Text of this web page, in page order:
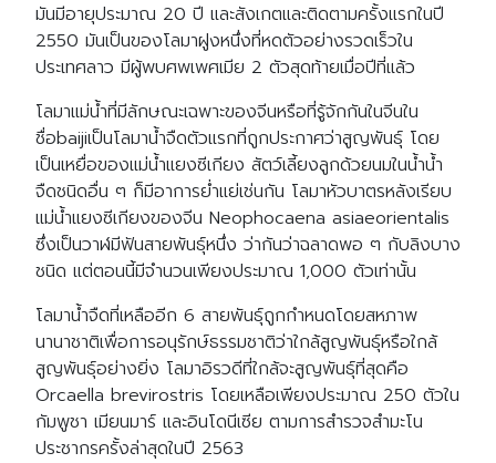
มันมีอายุประมาณ 20 ปี และสังเกตและติดตามครั้งแรกในปี
2550 มันเป็นของโลมาฝูงหนึ่งที่หดตัวอย่างรวดเร็วใน
ประเทศลาว มีผู้พบศพเพศเมีย 2 ตัวสุดท้ายเมื่อปีที่แล้ว
โลมาแม่น้ำที่มีลักษณะเฉพาะของจีนหรือที่รู้จักกันในจีนใน
ชื่อbaijiเป็นโลมาน้ำจืดตัวแรกที่ถูกประกาศว่าสูญพันธุ์ โดย
เป็นเหยื่อของแม่น้ำแยงซีเกียง สัตว์เลี้ยงลูกด้วยนมในน้ำน้ำ
จืดชนิดอื่น ๆ ก็มีอาการย่ำแย่เช่นกัน โลมาหัวบาตรหลังเรียบ
แม่น้ำแยงซีเกียงของจีน Neophocaena asiaeorientalis
ซึ่งเป็นวาฬมีฟันสายพันธุ์หนึ่ง ว่ากันว่าฉลาดพอ ๆ กับลิงบาง
ชนิด แต่ตอนนี้มีจำนวนเพียงประมาณ 1,000 ตัวเท่านั้น
โลมาน้ำจืดที่เหลืออีก 6 สายพันธุ์ถูกกำหนดโดยสหภาพ
นานาชาติเพื่อการอนุรักษ์ธรรมชาติว่าใกล้สูญพันธุ์หรือใกล้
สูญพันธุ์อย่างยิ่ง โลมาอิรวดีที่ใกล้จะสูญพันธุ์ที่สุดคือ
Orcaella brevirostris โดยเหลือเพียงประมาณ 250 ตัวใน
กัมพูชา เมียนมาร์ และอินโดนีเซีย ตามการสำรวจสำมะโน
ประชากรครั้งล่าสุดในปี 2563